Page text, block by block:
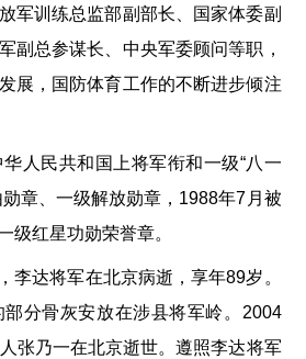
军训练总监部副部长、国家体委副
副总参谋长、中央军委顾问等职，
展，国防体育工作的不断进步倾注
人民共和国上将军衔和一级“八一
章、一级解放勋章，1988年7月被
级红星功勋荣誉章。
李达将军在北京病逝，享年89岁。
分骨灰安放在涉县将军岭。2004
张乃一在北京逝世。遵照李达将军